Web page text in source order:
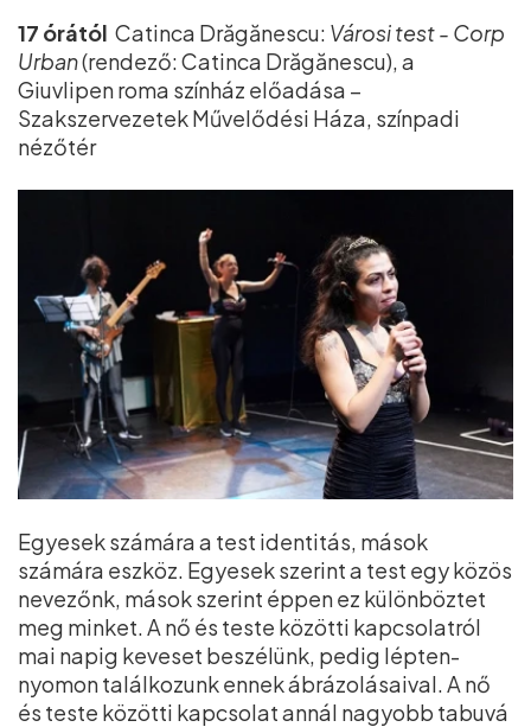
17 órától Catinca Drăgănescu: Városi test - Corp
Urban(rendező: Catinca Drăgănescu), a
Giuvlipen roma színház előadása –
Szakszervezetek Művelődési Háza, színpadi
nézőtér
Egyesek számára a test identitás, mások
számára eszköz. Egyesek szerint a test egy közös
nevezőnk, mások szerint éppen ez különböztet
meg minket. A nő és teste közötti kapcsolatról
mai napig keveset beszélünk, pedig lépten-
nyomon találkozunk ennek ábrázolásaival. A nő
és teste közötti kapcsolat annál nagyobb tabuvá